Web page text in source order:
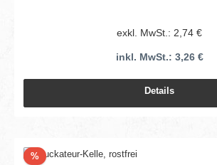
exkl. MwSt.: 2,74 €
inkl. MwSt.: 3,26 €
Details
%Rabatt